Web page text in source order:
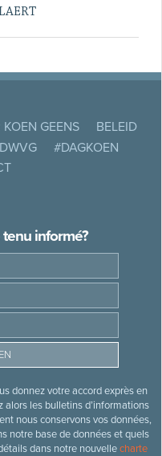
KOEN GEENS
BELEID
#DAGKOEN
informé?
donnez votre accord exprès en
alors les bulletins d’informations
nous conservons vos données,
notre base de données et quels
dans notre nouvellecharte